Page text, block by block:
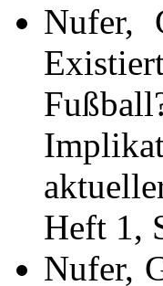
Nufer,
Heft 1,
Nufer,